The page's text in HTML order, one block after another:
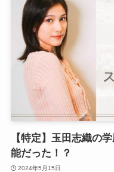
【特定】玉田志織の
能だった！？
2024年5月15日